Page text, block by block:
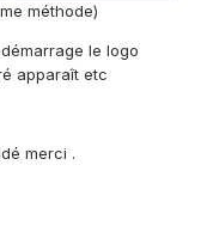
méthode)
le logo
apparaît etc
merci .